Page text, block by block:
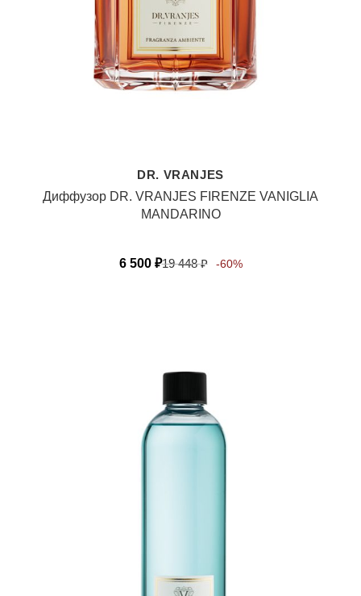
DR. VRANJES
Диффузор DR. VRANJES FIRENZE VANIGLIA
MANDARINO
6 500 ₽19 448₽ -60%